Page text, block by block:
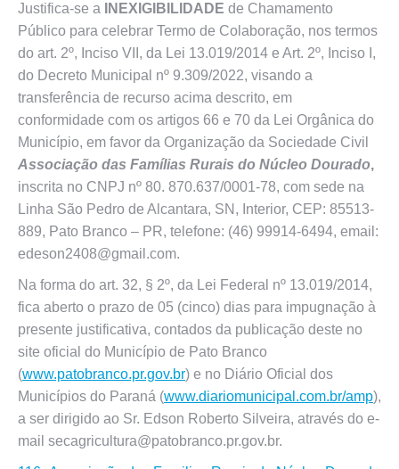
Justifica-se a INEXIGIBILIDADE de Chamamento
Público para celebrar Termo de Colaboração, nos termos
do art. 2º, Inciso VII, da Lei 13.019/2014 e Art. 2º, Inciso I,
do Decreto Municipal nº 9.309/2022, visando a
transferência de recurso acima descrito, em
conformidade com os artigos 66 e 70 da Lei Orgânica do
Município, em favor da Organização da Sociedade Civil
Associação das Famílias Rurais do Núcleo Dourado,
inscrita no CNPJ nº 80. 870.637/0001-78, com sede na
Linha São Pedro de Alcantara, SN, Interior, CEP: 85513-
889, Pato Branco – PR, telefone: (46) 99914-6494, email:
edeson2408@gmail.com.
Na forma do art. 32, § 2º, da Lei Federal nº 13.019/2014,
fica aberto o prazo de 05 (cinco) dias para impugnação à
presente justificativa, contados da publicação deste no
site oficial do Município de Pato Branco
(www.patobranco.pr.gov.br) e no Diário Oficial dos
Municípios do Paraná (www.diariomunicipal.com.br/amp),
a ser dirigido ao Sr. Edson Roberto Silveira, através do e-
mail secagricultura@patobranco.pr.gov.br.